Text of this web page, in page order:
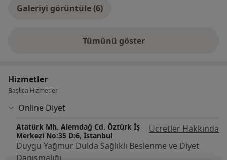
Galeriyi görüntüle (6)
Tümünü gösterdeneyim hakkında
Hizmetler
Başlıca Hizmetler
Online Diyet
Atatürk Mh. Alemdağ Cd. Öztürk İş
Merkezi No:35 D:6, İstanbul
Ücretler Hakkında
Duygu Yağmur Dulda Sağlıklı Beslenme ve Diyet